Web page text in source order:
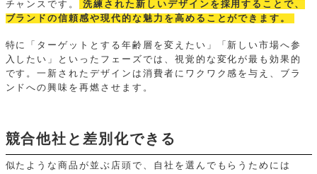
チャンスです。
洗練された新しいデザインを採用することで、
ブランドの信頼感や現代的な魅力を高めることができます。
特に「ターゲットとする年齢層を変えたい」「新しい市場へ参
入したい」といったフェーズでは、視覚的な変化が最も効果的
です。一新されたデザインは消費者にワクワク感を与え、ブラ
ンドへの興味を再燃させます。
競合他社と差別化できる
似たような商品が並ぶ店頭で、自社を選んでもらうためには